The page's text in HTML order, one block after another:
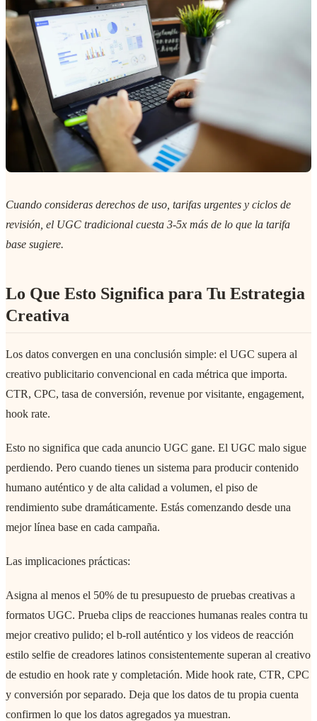
Cuando consideras derechos de uso, tarifas urgentes y ciclos de
revisión, el UGC tradicional cuesta 3-5x más de lo que la tarifa
base sugiere.
Lo Que Esto Significa para Tu Estrategia
Creativa
Los datos convergen en una conclusión simple: el UGC supera al
creativo publicitario convencional en cada métrica que importa.
CTR, CPC, tasa de conversión, revenue por visitante, engagement,
hook rate.
Esto no significa que cada anuncio UGC gane. El UGC malo sigue
perdiendo. Pero cuando tienes un sistema para producir contenido
humano auténtico y de alta calidad a volumen, el piso de
rendimiento sube dramáticamente. Estás comenzando desde una
mejor línea base en cada campaña.
Las implicaciones prácticas:
Asigna al menos el 50% de tu presupuesto de pruebas creativas a
formatos UGC. Prueba clips de reacciones humanas reales contra tu
mejor creativo pulido; el b-roll auténtico y los videos de reacción
estilo selfie de creadores latinos consistentemente superan al creativo
de estudio en hook rate y completación. Mide hook rate, CTR, CPC
y conversión por separado. Deja que los datos de tu propia cuenta
confirmen lo que los datos agregados ya muestran.